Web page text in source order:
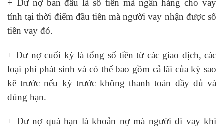
+ Dư nợ ban đầu là số tiền mà ngân hàng cho vay
tính tại thời điểm đầu tiên mà người vay nhận được số
tiền vay đó.
+ Dư nợ cuối kỳ là tổng số tiền từ các giao dịch, các
loại phí phát sinh và có thể bao gồm cả lãi của kỳ sao
kê trước nếu kỳ trước không thanh toán đầy đủ và
đúng hạn.
+ Dư nợ quá hạn là khoản nợ mà người đi vay khi